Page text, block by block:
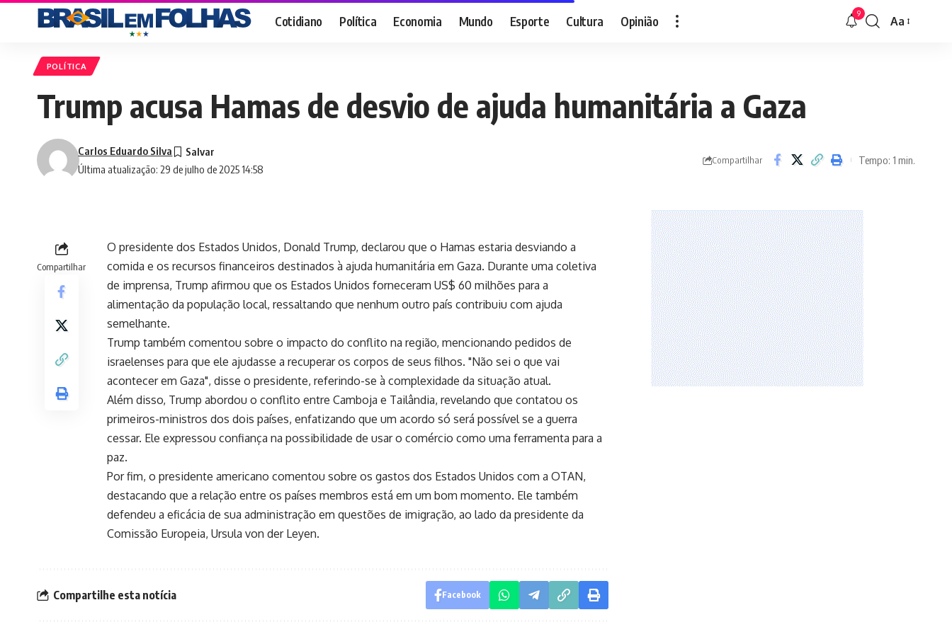
Cotidiano Política Economia Mundo Esporte Cultura Opinião 9
Font
Aa
POLÍTICA
Trump acusa Hamas de desvio de ajuda humanitária a Gaza
Última atualização: 29 de julho de 2025 14:58
Carlos Eduardo Silva
Compartilhar Tempo: 1 min.
Compartilhar
O presidente dos Estados Unidos, Donald Trump, declarou que o Hamas estaria desviando a
comida e os recursos financeiros destinados à ajuda humanitária em Gaza. Durante uma coletiva
de imprensa, Trump afirmou que os Estados Unidos forneceram US$ 60 milhões para a
alimentação da população local, ressaltando que nenhum outro país contribuiu com ajuda
semelhante.
Trump também comentou sobre o impacto do conflito na região, mencionando pedidos de
israelenses para que ele ajudasse a recuperar os corpos de seus filhos. "Não sei o que vai
acontecer em Gaza", disse o presidente, referindo-se à complexidade da situação atual.
Além disso, Trump abordou o conflito entre Camboja e Tailândia, revelando que contatou os
primeiros-ministros dos dois países, enfatizando que um acordo só será possível se a guerra
cessar. Ele expressou confiança na possibilidade de usar o comércio como uma ferramenta para a
paz.
Por fim, o presidente americano comentou sobre os gastos dos Estados Unidos com a OTAN,
destacando que a relação entre os países membros está em um bom momento. Ele também
defendeu a eficácia de sua administração em questões de imigração, ao lado da presidente da
Comissão Europeia, Ursula von der Leyen.
Compartilhe esta notícia Facebook